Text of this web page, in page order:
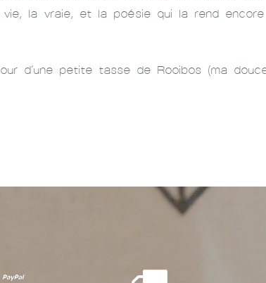
la vraie, et la poésie qui la rend encore
d’une petite tasse de Rooibos (ma